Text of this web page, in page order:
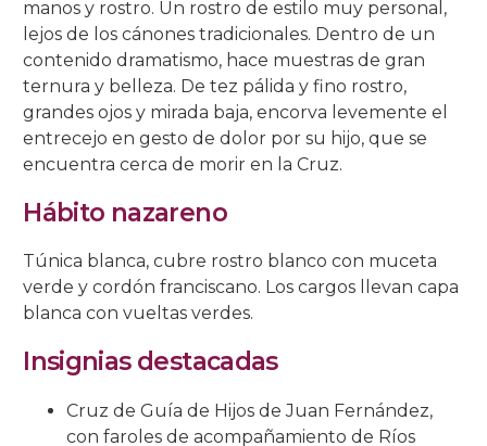
manos y rostro. Un rostro de estilo muy personal,
lejos de los cánones tradicionales. Dentro de un
contenido dramatismo, hace muestras de gran
ternura y belleza. De tez pálida y fino rostro,
grandes ojos y mirada baja, encorva levemente el
entrecejo en gesto de dolor por su hijo, que se
encuentra cerca de morir en la Cruz.
Hábito nazareno
Túnica blanca, cubre rostro blanco con muceta
verde y cordón franciscano. Los cargos llevan capa
blanca con vueltas verdes.
Insignias destacadas
Cruz de Guía de Hijos de Juan Fernández,
con faroles de acompañamiento de Ríos